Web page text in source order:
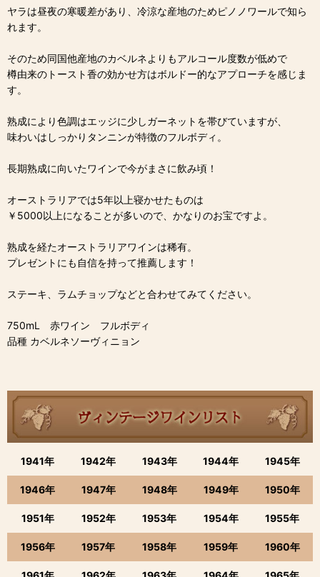
ヤラは昼夜の寒暖差があり、冷涼な産地のためピノノワールで知ら
れます。
そのため同国他産地のカベルネよりもアルコール度数が低めで
樽由来のトースト香の効かせ方はボルドー的なアプローチを感じま
す。
熟成により色調はエッジに少しガーネットを帯びていますが、
味わいはしっかりタンニンが特徴のフルボディ。
長期熟成に向いたワインで今がまさに飲み頃！
オーストラリアでは5年以上寝かせたものは
￥5000以上になることが多いので、かなりのお宝ですよ。
熟成を経たオーストラリアワインは稀有。
プレゼントにも自信を持って推薦します！
ステーキ、ラムチョップなどと合わせてみてください。
750mL 赤ワイン フルボディ
品種 カベルネソーヴィニョン
1941年 1942年 1943年 1944年 1945年
1946年 1947年 1948年 1949年 1950年
1951年 1952年 1953年 1954年 1955年
1956年 1957年 1958年 1959年 1960年